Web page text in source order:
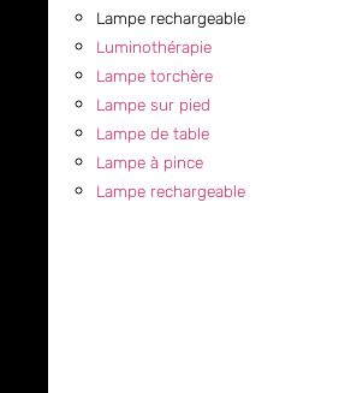
Lampe rechargeable
Luminothérapie
Lampe torchère
Lampe sur pied
Lampe de table
Lampe à pince
Lampe rechargeable